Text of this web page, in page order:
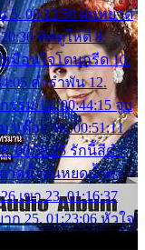
5. 00:13:58 ฝนหยาด
คิดดูให้ดี 8.
หมือนใจโดนกรีด 10.
คำรำพัน 12.
รรม 14. 00:44:15 จูบ
เต๊อะ 16. 00:51:11
00:58:25 รักนี้สีดำ
ยาดน้ำฝนหยดน้ำตา
เขา 23. 01:16:37
ก 25. 01:23:06 หัวใจ